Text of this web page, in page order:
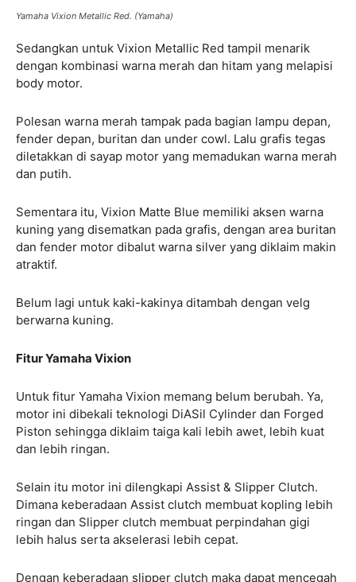
Yamaha Vixion Metallic Red. (Yamaha)
Sedangkan untuk Vixion Metallic Red tampil menarik
dengan kombinasi warna merah dan hitam yang melapisi
body motor.
Polesan warna merah tampak pada bagian lampu depan,
fender depan, buritan dan under cowl. Lalu grafis tegas
diletakkan di sayap motor yang memadukan warna merah
dan putih.
Sementara itu, Vixion Matte Blue memiliki aksen warna
kuning yang disematkan pada grafis, dengan area buritan
dan fender motor dibalut warna silver yang diklaim makin
atraktif.
Belum lagi untuk kaki-kakinya ditambah dengan velg
berwarna kuning.
Fitur Yamaha Vixion
Untuk fitur Yamaha Vixion memang belum berubah. Ya,
motor ini dibekali teknologi DiASil Cylinder dan Forged
Piston sehingga diklaim taiga kali lebih awet, lebih kuat
dan lebih ringan.
Selain itu motor ini dilengkapi Assist & Slipper Clutch.
Dimana keberadaan Assist clutch membuat kopling lebih
ringan dan Slipper clutch membuat perpindahan gigi
lebih halus serta akselerasi lebih cepat.
Dengan keberadaan slipper clutch maka dapat mencegah